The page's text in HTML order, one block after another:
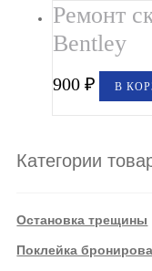
Ремонт
Bentley
900₽ В
Категории
Остановка трещины
Поклейка